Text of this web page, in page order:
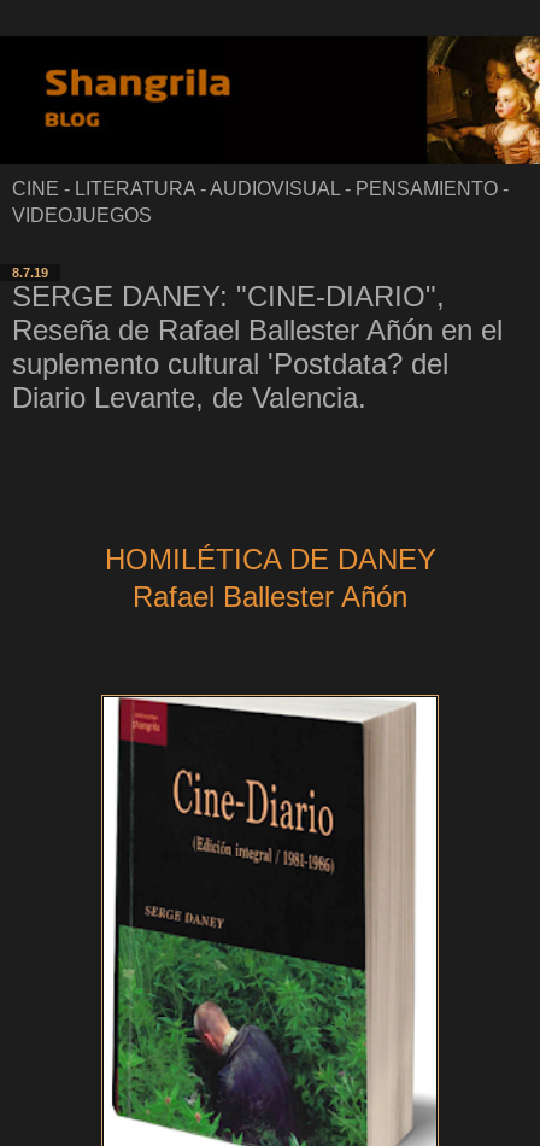
CINE - LITERATURA - AUDIOVISUAL - PENSAMIENTO -
VIDEOJUEGOS
8.7.19
SERGE DANEY: "CINE-DIARIO",
Reseña de Rafael Ballester Añón en el
suplemento cultural 'Postdata? del
Diario Levante, de Valencia.
HOMILÉTICA DE DANEY
Rafael Ballester Añón